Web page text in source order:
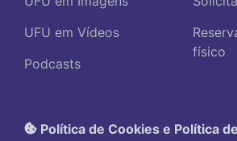
UFU em Vídeos
Podcasts
físico
Política de Cookies e Política